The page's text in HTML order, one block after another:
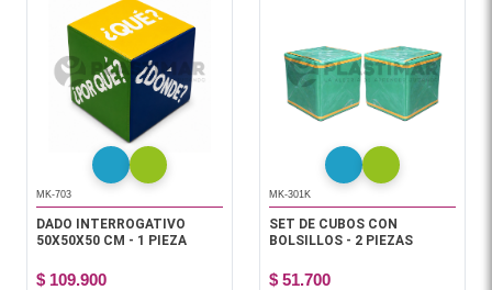
MK-703
DADO INTERROGATIVO
50X50X50 CM - 1 PIEZA
$ 109.900
MK-301K
SET DE CUBOS CON
BOLSILLOS - 2 PIEZAS
$ 51.700